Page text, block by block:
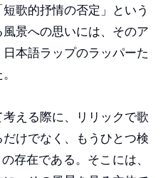
歌的抒情の否定」という
景への思いには、そのア
本語ラップのラッパーた
考える際に、リリックで歌
けでなく、もうひとつ検
存在である。そこには、